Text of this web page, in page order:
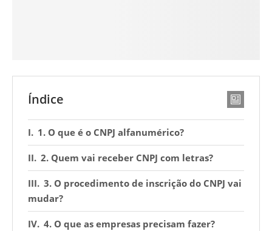
Índice
1. O que é o CNPJ alfanumérico?
2. Quem vai receber CNPJ com letras?
3. O procedimento de inscrição do CNPJ vai
mudar?
4. O que as empresas precisam fazer?